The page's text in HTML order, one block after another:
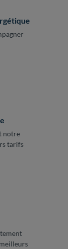
notre
tarifs